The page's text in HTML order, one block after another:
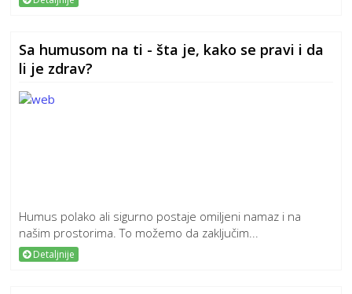
Sa humusom na ti - šta je, kako se pravi i da
li je zdrav?
Humus polako ali sigurno postaje omiljeni namaz i na
našim prostorima. To možemo da zaključim...
Detaljnije